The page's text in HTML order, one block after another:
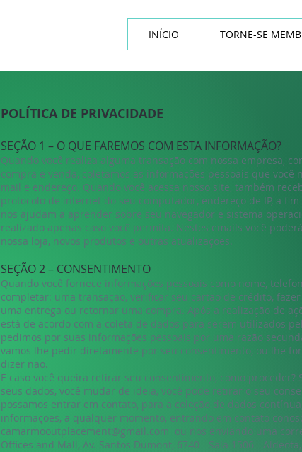
INÍCIO TORNE-SE
POLÍTICA DE PRIVACIDADE
SEÇÃO 1 – O QUE FAREMOS COM ESTA INFORMAÇÃO?
Quando você realiza alguma transação com nossa empresa,
compra e venda, coletamos as informações pessoais que você
mail e endereço. Quando você acessa nosso site, também
protocolo de internet do seu computador, endereço de IP, a
nos ajudam a aprender sobre seu navegador e sistema
realizado apenas caso você permita. Nestes emails você
nossa loja, novos produtos e outras atualizações.
SEÇÃO 2 – CONSENTIMENTO
Quando você fornece informações pessoais como nome,
completar: uma transação, verificar seu cartão de crédito,
uma entrega ou retornar uma compra. Após a realização de
está de acordo com a coleta de dados para serem utilizados
pedimos por suas informações pessoais por uma razão
vamos lhe pedir diretamente por seu consentimento, ou lhe
dizer não.
E caso você queira retirar seu consentimento, como proceder?
seus dados, você mudar de ideia, você pode retirar o seu
possamos entrar em contato, para a coleção de dados
informações, a qualquer momento, entrando em contato
camarmooutplacement@gmail.com ou nos enviando uma
Offices and Mall, Av. Santos Dumont, 6740 - Sala 1506 -